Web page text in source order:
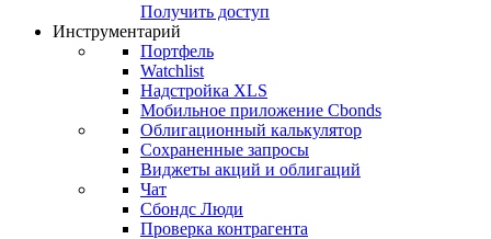
Получить доступ
Инструментарий
Портфель
Watchlist
Надстройка XLS
Мобильное приложение Cbonds
Облигационный калькулятор
Сохраненные запросы
Виджеты акций и облигаций
Чат
Сбондс Люди
Проверка контрагента